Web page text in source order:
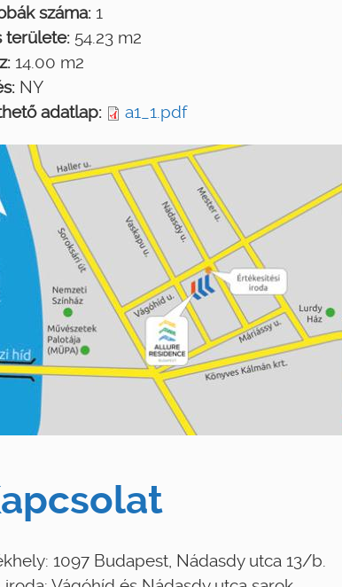
száma: 1
területe: 54.23 m2
14.00 m2
NY
adatlap:
a1_1.pdf
1097 Budapest, Nádasdy utca 13/b.